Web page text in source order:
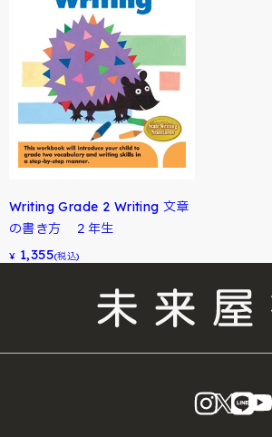
Writing Grade 2 Writing 文章
の書き方 ２年生
¥ 1,355(税込)
instagram
X LINE